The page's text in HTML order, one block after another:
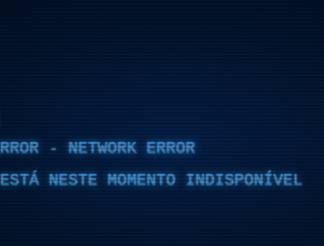
- NETWORK ERROR
NESTE MOMENTO INDISPONÍVEL